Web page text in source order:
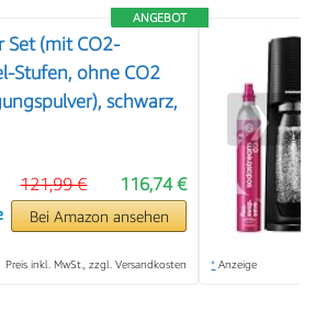
ANGEBOT
Set (mit CO2-
Stufen, ohne CO2
schwarz,
116,74 €
121,99 €
Bei Amazon ansehen
Preis inkl. MwSt., zzgl. Versandkosten * Anzeige
❯